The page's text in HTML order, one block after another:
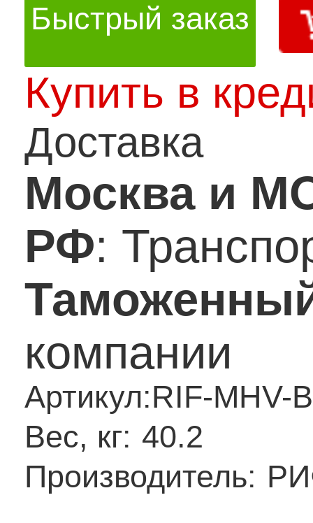
Быстрый заказ
Купить в
Доставка
Москва и
РФ:
компании
Артикул:RIF-MHV-
Вес, кг: 40.2
Производитель: